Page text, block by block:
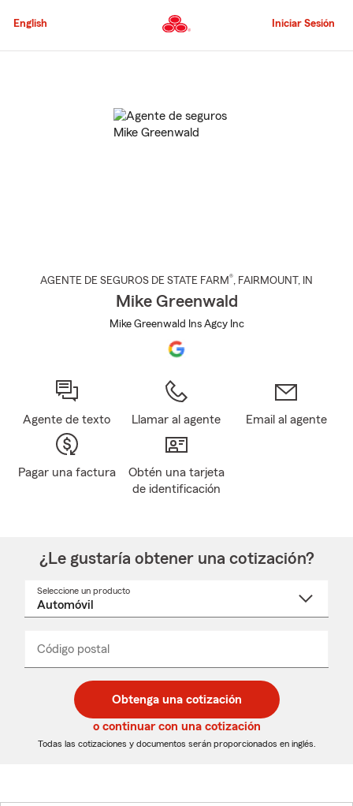
al
principal
English Iniciar Sesión
AGENTE DE SEGUROS DE STATE FARM®, FAIRMOUNT , IN
Mike Greenwald
Mike Greenwald Ins Agcy Inc
Agente de texto Llamar al agente Email al agente
Pagar una factura
Obtén una tarjeta
de identificación
¿Le gustaría obtener una cotización?
Seleccione un producto
desplegable
Código postal
de
5
dígitos
de
5
dígitos
_____
Obtenga una cotización
o continuar con una cotización
Todas las cotizaciones y documentos serán proporcionados en inglés.